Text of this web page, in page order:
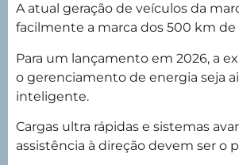
A atual geração de veículos da
facilmente a marca dos 500 km
Para um lançamento em 2026, a
o gerenciamento de energia seja
inteligente.
Cargas ultra rápidas e sistemas
assistência à direção devem ser o